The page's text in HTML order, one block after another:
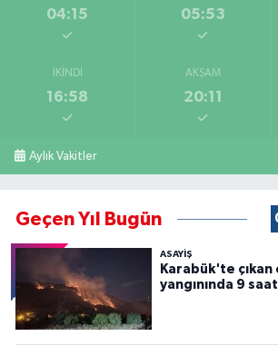
04:15 05:53
İKINDI
16:58
AKŞAM
20:11
Aylık Vakitler
Geçen Yıl Bugün
ASAYİŞ
Karabük'te çıkan
yangınında 9